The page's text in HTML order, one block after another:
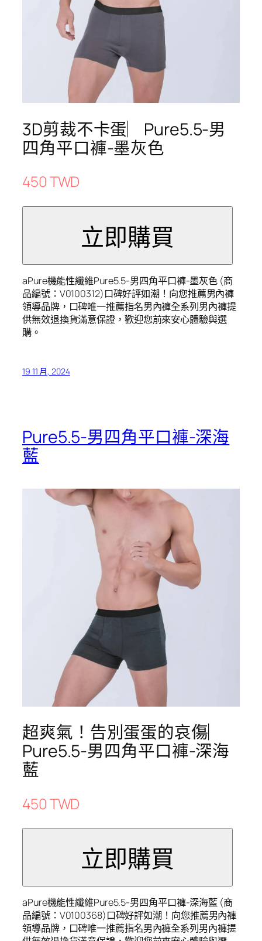
3D剪裁不卡蛋︳Pure5.5-男
四角平口褲-墨灰色
450 TWD
aPure機能性纖維Pure5.5-男四角平口褲-墨灰色 (商
品編號：V0100312)口碑好評如潮！向您推薦男內褲
領導品牌，口碑唯一推薦指名男內褲全系列男內褲提
供無效退換貨滿意保證，歡迎您前來安心體驗與選
購。
19 11 月, 2024
Pure5.5-男四角平口褲-深海
藍
超爽氣！告別蛋蛋的哀傷︳
Pure5.5-男四角平口褲-深海
藍
450 TWD
aPure機能性纖維Pure5.5-男四角平口褲-深海藍 (商
品編號：V0100368)口碑好評如潮！向您推薦男內褲
領導品牌，口碑唯一推薦指名男內褲全系列男內褲提